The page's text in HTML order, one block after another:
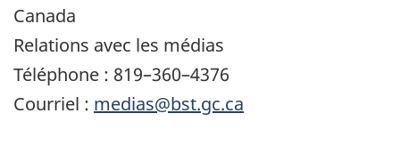
Canada
Relations avec les médias
Téléphone : 819–360–4376
Courriel : medias@bst.gc.ca